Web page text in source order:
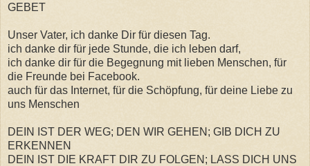
GEBET
Unser Vater, ich danke Dir für diesen Tag.
ich danke dir für jede Stunde, die ich leben darf,
ich danke dir für die Begegnung mit lieben Menschen, für
die Freunde bei Facebook.
auch für das Internet, für die Schöpfung, für deine Liebe zu
uns Menschen
DEIN IST DER WEG; DEN WIR GEHEN; GIB DICH ZU
ERKENNEN
DEIN IST DIE KRAFT DIR ZU FOLGEN; LASS DICH UNS